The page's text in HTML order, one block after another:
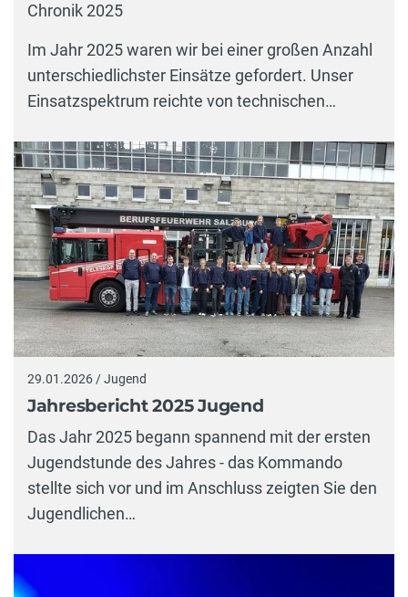
Chronik 2025
Im Jahr 2025 waren wir bei einer großen Anzahl
unterschiedlichster Einsätze gefordert. Unser
Einsatz­spektrum reichte von technischen…
29.01.2026 / Jugend
Jahresbericht 2025 Jugend
Das Jahr 2025 begann spannend mit der ersten
Jugendstunde des Jahres - das Kommando
stellte sich vor und im Anschluss zeigten Sie den
Jugendlichen…